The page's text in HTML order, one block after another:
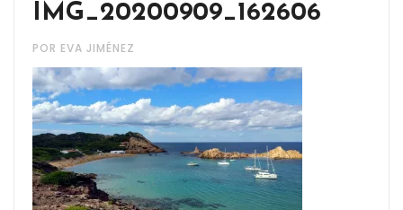
IMG_20200909_162606
POR EVA JIMÉNEZ